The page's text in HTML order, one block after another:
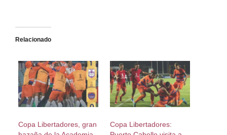
Relacionado
Copa Libertadores, gran
Copa Libertadores: